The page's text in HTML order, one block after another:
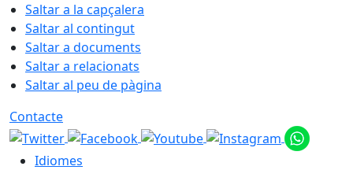
Saltar a la capçalera
Saltar al contingut
Saltar a documents
Saltar a relacionats
Saltar al peu de pàgina
Contacte
Idiomes